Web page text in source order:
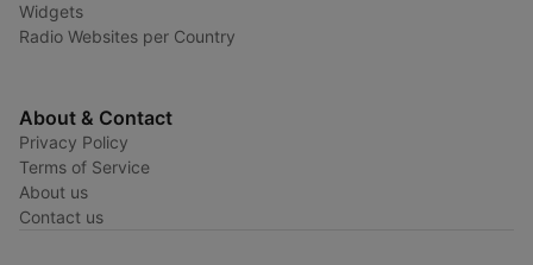
Widgets
Radio Websites per Country
About & Contact
Privacy Policy
Terms of Service
About us
Contact us